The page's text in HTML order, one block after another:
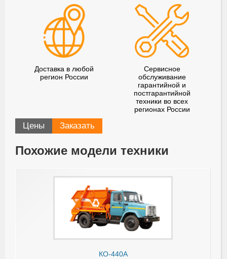
Доставка в любой
регион России
Сервисное
обслуживание
гарантийной и
постгарантийной
техники во всех
регионах России
Цены Заказать
Похожие модели техники
КО-440А